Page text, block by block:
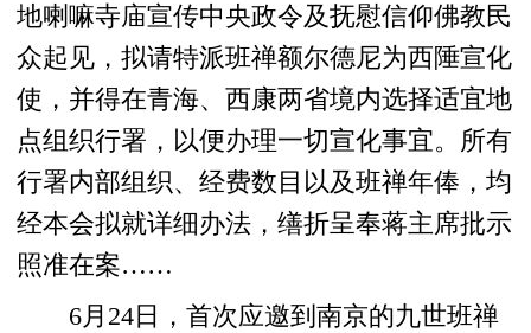
地喇嘛寺庙宣传中央政令及抚慰信仰佛教民
众起见，拟请特派班禅额尔德尼为西陲宣化
使，并得在青海、西康两省境内选择适宜地
点组织行署，以便办理一切宣化事宜。所有
行署内部组织、经费数目以及班禅年俸，均
经本会拟就详细办法，缮折呈奉蒋主席批示
照准在案……
6月24日，首次应邀到南京的九世班禅